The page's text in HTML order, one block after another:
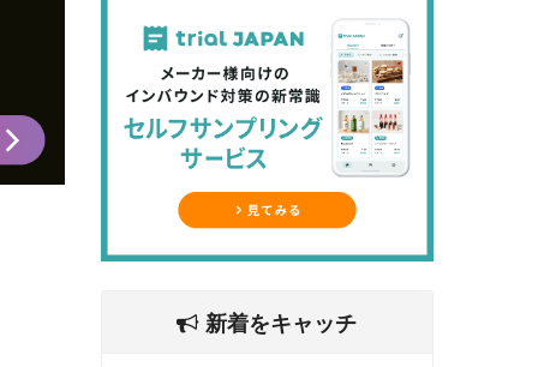
新着をキャッチ